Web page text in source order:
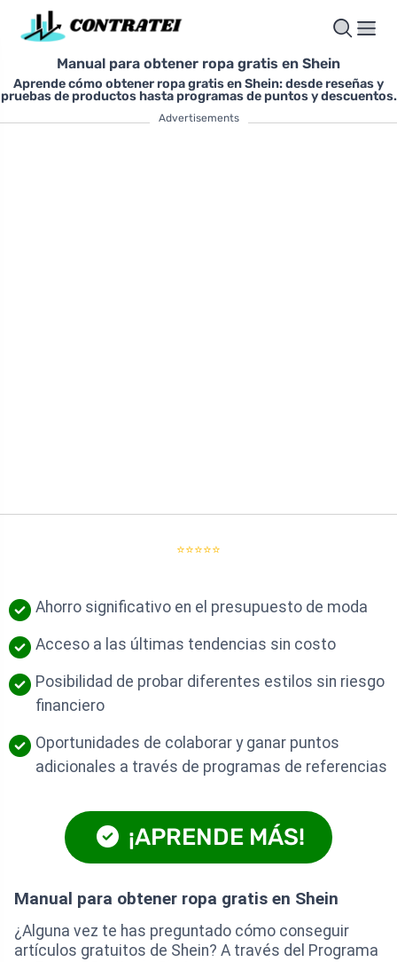
Manual para obtener ropa gratis en Shein
Aprende cómo obtener ropa gratis en Shein: desde reseñas y
pruebas de productos hasta programas de puntos y descuentos.
Advertisements
⭐⭐⭐⭐⭐
Ahorro significativo en el presupuesto de moda
Acceso a las últimas tendencias sin costo
Posibilidad de probar diferentes estilos sin riesgo
financiero
Oportunidades de colaborar y ganar puntos
adicionales a través de programas de referencias
¡APRENDE MÁS!
Manual para obtener ropa gratis en Shein
¿Alguna vez te has preguntado cómo conseguir
artículos gratuitos de Shein? A través del Programa